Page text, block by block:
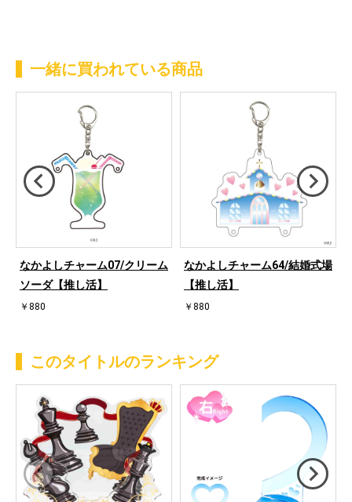
一緒に買われている商品
なかよしチャーム07/クリーム
ソーダ【推し活】
￥880
なかよしチャーム64/結婚式場
【推し活】
￥880
このタイトルのランキング